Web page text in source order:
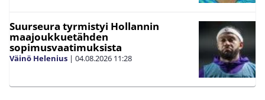
Suurseura tyrmistyi Hollannin
maajoukkuetähden
sopimusvaatimuksista
Väinö Helenius | 04.08.2026 11:28